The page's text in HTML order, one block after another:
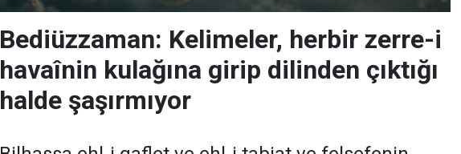
Bediüzzaman: Kelimeler, herbir zerre-i
havaînin kulağına girip dilinden çıktığı
halde şaşırmıyor